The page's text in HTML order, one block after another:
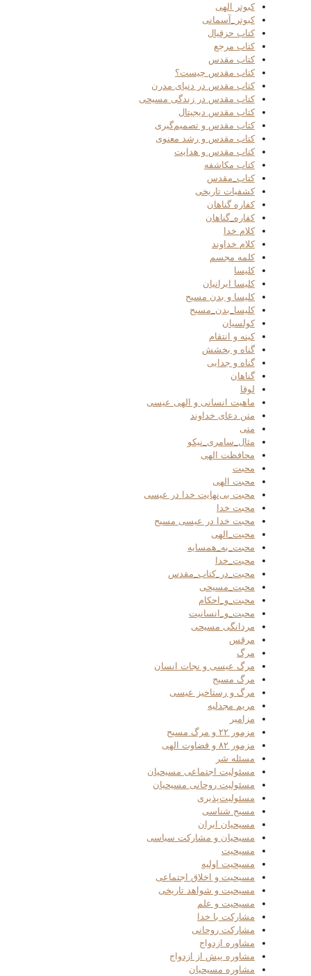
کبوتر الهی
کبوتر_آسمانی
کتاب حزقیال
کتاب مرجع
کتاب مقدس
کتاب مقدس چیست؟
کتاب مقدس در دنیای مدرن
کتاب مقدس در زندگی مسیحی
کتاب مقدس دیجیتال
کتاب مقدس و تصمیم‌گیری
کتاب مقدس و رشد معنوی
کتاب مقدس و هدایت
کتاب مکاشفه
کتاب_مقدس
کشفیات تاریخی
کفاره گناهان
کفاره_گناهان
کلام خدا
کلام خداوند
کلمه مجسم
کلیسا
کلیسا ایرانیان
کلیسا و بدن مسیح
کلیسا_بدن_مسیح
کولسیان
کینه و انتقام
گناه و بخشش
گناه و جدایی
گناهان
لوقا
ماهیت انسانی و الهی عیسی
متن دعای خداوند
متی
مثال_سامری_نیکو
محافظت الهی
محبت
محبت الهی
محبت بی‌نهایت خدا در عیسی
محبت خدا
محبت خدا در عیسی مسیح
محبت_الهی
محبت_به_همسایه
محبت_خدا
محبت_در_کتاب_مقدس
محبت_مسیحی
محبت_و_احکام
محبت_و_انسانیت
مردانگی مسیحی
مرقس
مرگ
مرگ عیسی و نجات انسان
مرگ مسیح
مرگ و رستاخیز عیسی
مریم مجدلیه
مزامیر
مزمور ۲۲ و مرگ مسیح
مزمور ۸۲ و قضاوت الهی
مسئله شر
مسئولیت اجتماعی مسیحیان
مسئولیت روحانی مسیحیان
مسئولیت‌پذیری
مسیح شناسی
مسیحیان ایران
مسیحیان و مشارکت سیاسی
مسیحیت
مسیحیت اولیه
مسیحیت و اخلاق اجتماعی
مسیحیت و شواهد تاریخی
مسیحیت و علم
مشارکت با خدا
مشارکت روحانی
مشاوره ازدواج
مشاوره پیش از ازدواج
مشاوره مسیحیان